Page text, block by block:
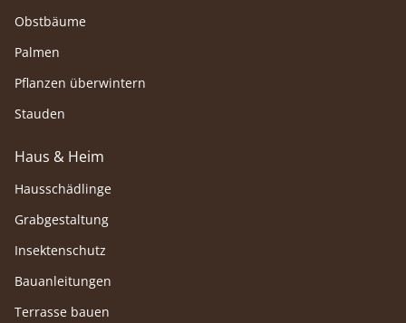
Obstbäume
Palmen
Pflanzen überwintern
Stauden
Haus & Heim
Hausschädlinge
Grabgestaltung
Insektenschutz
Bauanleitungen
Terrasse bauen